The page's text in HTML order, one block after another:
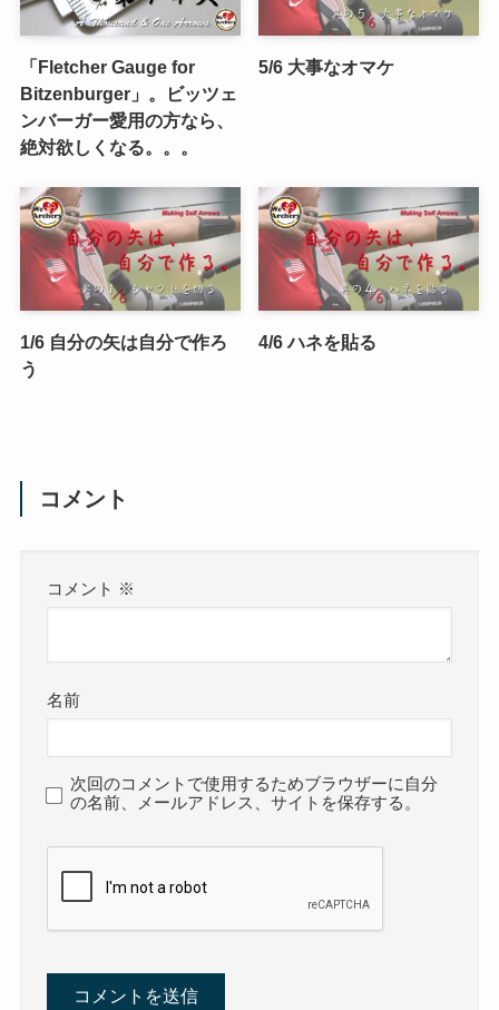
「Fletcher Gauge for
Bitzenburger」。ビッツェ
ンバーガー愛用の方なら、
絶対欲しくなる。。。
5/6 大事なオマケ
1/6 自分の矢は自分で作ろ
う
4/6 ハネを貼る
コメント
コメント ※
名前
次回のコメントで使用するためブラウザーに自分
の名前、メールアドレス、サイトを保存する。